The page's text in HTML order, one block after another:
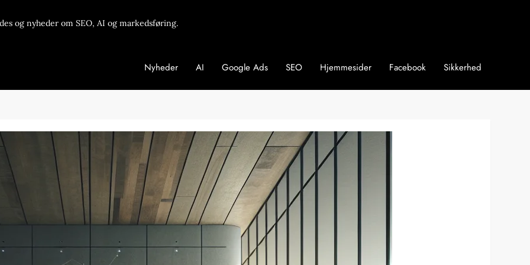
og nyheder om SEO, AI og markedsføring.
Nyheder AI Google Ads SEO Hjemmesider Facebook Sikkerhed